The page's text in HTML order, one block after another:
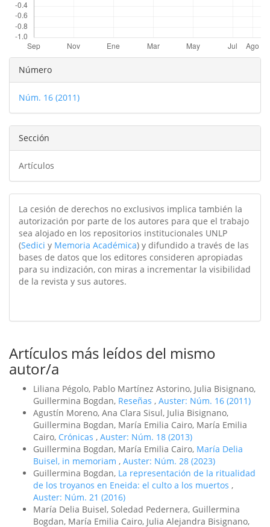
Detalles
del
artículo
Número
Núm. 16 (2011)
Sección
Artículos
La cesión de derechos no exclusivos implica también la
autorización por parte de los autores para que el trabajo
sea alojado en los repositorios institucionales UNLP
(Sedici y Memoria Académica) y difundido a través de las
bases de datos que los editores consideren apropiadas
para su indización, con miras a incrementar la visibilidad
de la revista y sus autores.
Artículos más leídos del mismo
autor/a
Liliana Pégolo, Pablo Martínez Astorino, Julia Bisignano,
Guillermina Bogdan, Reseñas , Auster: Núm. 16 (2011)
Agustín Moreno, Ana Clara Sisul, Julia Bisignano,
Guillermina Bogdan, María Emilia Cairo, María Emilia
Cairo, Crónicas , Auster: Núm. 18 (2013)
Guillermina Bogdan, María Emilia Cairo, María Delia
Buisel, in memoriam , Auster: Núm. 28 (2023)
Guillermina Bogdan, La representación de la ritualidad
de los troyanos en Eneida: el culto a los muertos ,
Auster: Núm. 21 (2016)
María Delia Buisel, Soledad Pedernera, Guillermina
Bogdan, María Emilia Cairo, Julia Alejandra Bisignano,